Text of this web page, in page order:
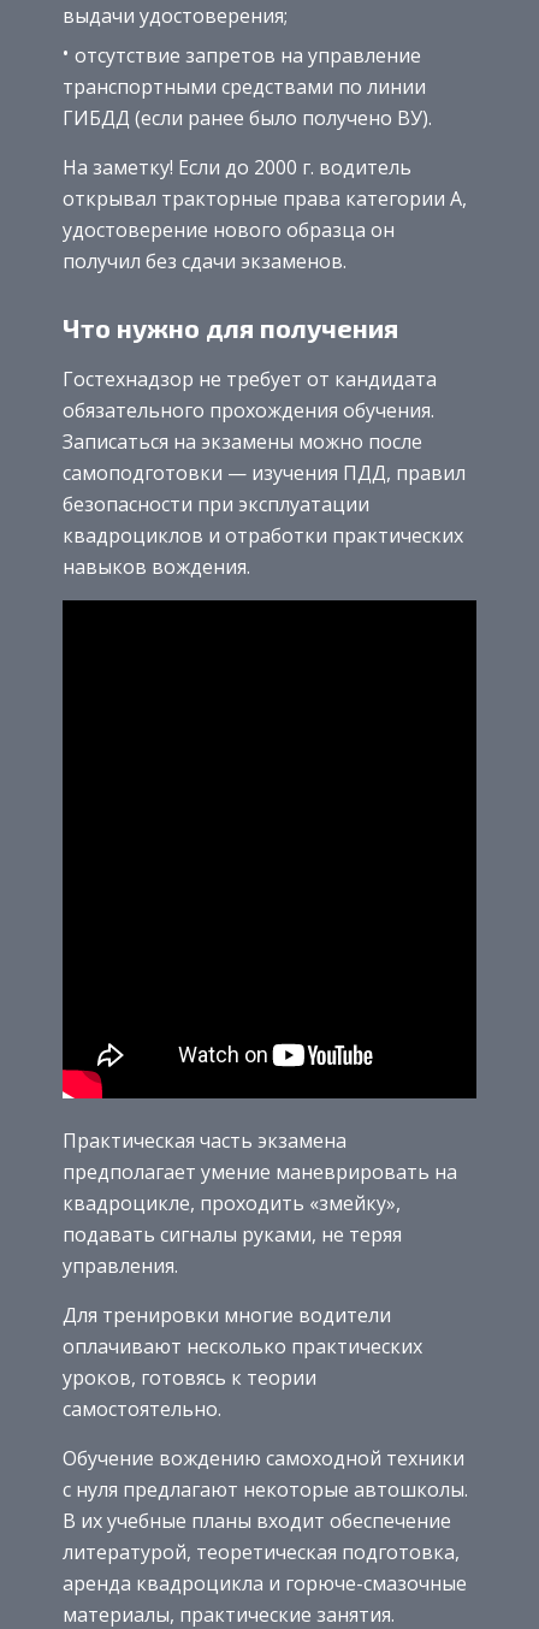
выдачи удостоверения;
отсутствие запретов на управление
транспортными средствами по линии
ГИБДД (если ранее было получено ВУ).
На заметку! Если до 2000 г. водитель
открывал тракторные права категории A,
удостоверение нового образца он
получил без сдачи экзаменов.
Что нужно для получения
Гостехнадзор не требует от кандидата
обязательного прохождения обучения.
Записаться на экзамены можно после
самоподготовки — изучения ПДД, правил
безопасности при эксплуатации
квадроциклов и отработки практических
навыков вождения.
Практическая часть экзамена
предполагает умение маневрировать на
квадроцикле, проходить «змейку»,
подавать сигналы руками, не теряя
управления.
Для тренировки многие водители
оплачивают несколько практических
уроков, готовясь к теории
самостоятельно.
Обучение вождению самоходной техники
с нуля предлагают некоторые автошколы.
В их учебные планы входит обеспечение
литературой, теоретическая подготовка,
аренда квадроцикла и горюче-смазочные
материалы, практические занятия.